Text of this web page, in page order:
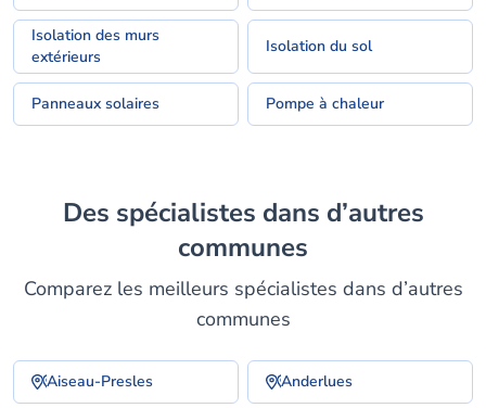
Isolation des murs
extérieurs
Isolation du sol
Panneaux solaires Pompe à chaleur
Des spécialistes dans d’autres
communes
Comparez les meilleurs spécialistes dans d’autres
communes
Aiseau-Presles Anderlues